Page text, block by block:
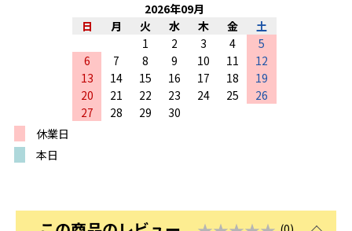
2026年09月
日
月 火 水 木 金
土
1
2 3 4
5
6
7 8 9 10 11
12
13
14 15 16 17 18
19
20
21 22 23 24 25
26
27
28 29
30
休業日
本日